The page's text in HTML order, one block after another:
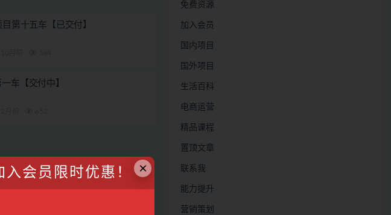
目第十五车【已交付】
车【交付中】
免费资源
加入会员
国内项目
国外项目
生活百科
电商运营
精品课程
置顶文章
联系我
能力提升
营销策划
×
会员限时优惠！